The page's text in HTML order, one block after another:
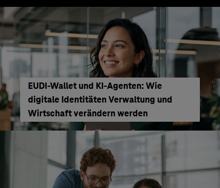
EUDI-Wallet und KI-Agenten: Wie
digitale Identitäten Verwaltung und
Wirtschaft verändern werden